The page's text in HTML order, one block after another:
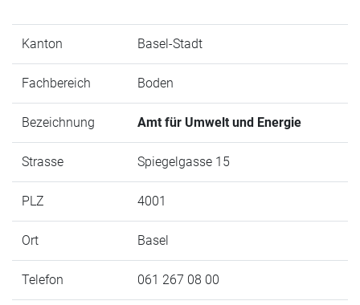
Kanton Basel-Stadt
Fachbereich Boden
Bezeichnung Amt für Umwelt und Energie
Strasse Spiegelgasse 15
PLZ 4001
Ort Basel
Telefon 061 267 08 00